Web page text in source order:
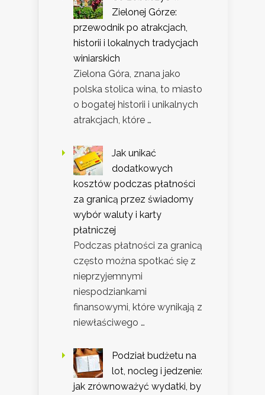
Zielonej Górze:
przewodnik po atrakcjach,
historii i lokalnych tradycjach
winiarskich
Zielona Góra, znana jako
polska stolica wina, to miasto
o bogatej historii i unikalnych
atrakcjach, które …
Jak unikać
dodatkowych
kosztów podczas płatności
za granicą przez świadomy
wybór waluty i karty
płatniczej
Podczas płatności za granicą
często można spotkać się z
nieprzyjemnymi
niespodziankami
finansowymi, które wynikają z
niewłaściwego …
Podział budżetu na
lot, nocleg i jedzenie:
jak zrównoważyć wydatki, by